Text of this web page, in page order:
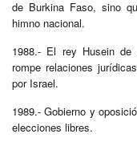
de Burkina Faso, sino
himno nacional.
1988.- El rey Husein de
rompe relaciones
por Israel.
1989.- Gobierno y
elecciones libres.